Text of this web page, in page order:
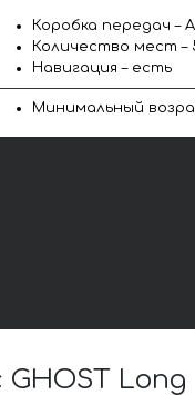
Коробка передач –
Количество мест –
Навигация – есть
Минимальный
Long